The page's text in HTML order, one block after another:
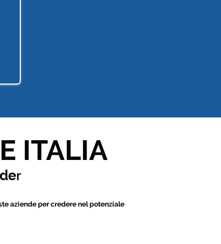
ITALIA
r
aziende per credere nel potenziale